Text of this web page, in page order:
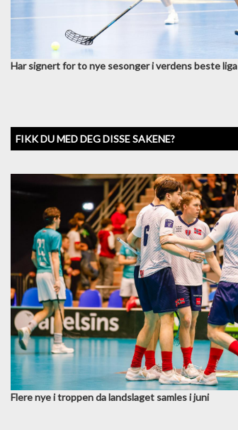
Har signert for to nye sesonger i verdens beste liga
FIKK DU MED DEG DISSE SAKENE?
Flere nye i troppen da landslaget samles i juni